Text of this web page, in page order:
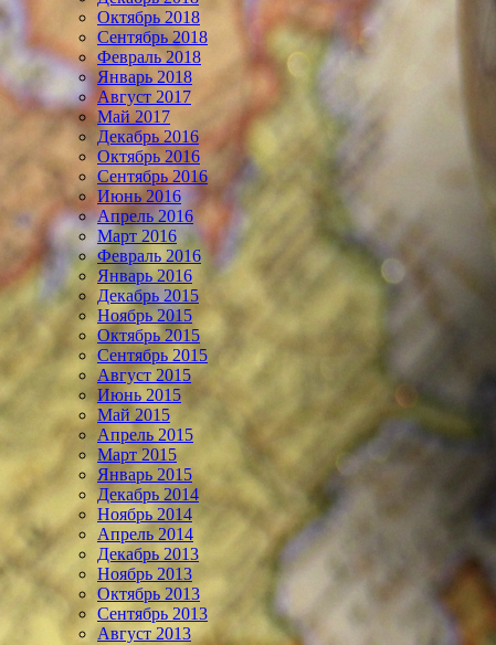
Октябрь 2018
Сентябрь 2018
Февраль 2018
Январь 2018
Август 2017
Май 2017
Декабрь 2016
Октябрь 2016
Сентябрь 2016
Июнь 2016
Апрель 2016
Март 2016
Февраль 2016
Январь 2016
Декабрь 2015
Ноябрь 2015
Октябрь 2015
Сентябрь 2015
Август 2015
Июнь 2015
Май 2015
Апрель 2015
Март 2015
Январь 2015
Декабрь 2014
Ноябрь 2014
Апрель 2014
Декабрь 2013
Ноябрь 2013
Октябрь 2013
Сентябрь 2013
Август 2013